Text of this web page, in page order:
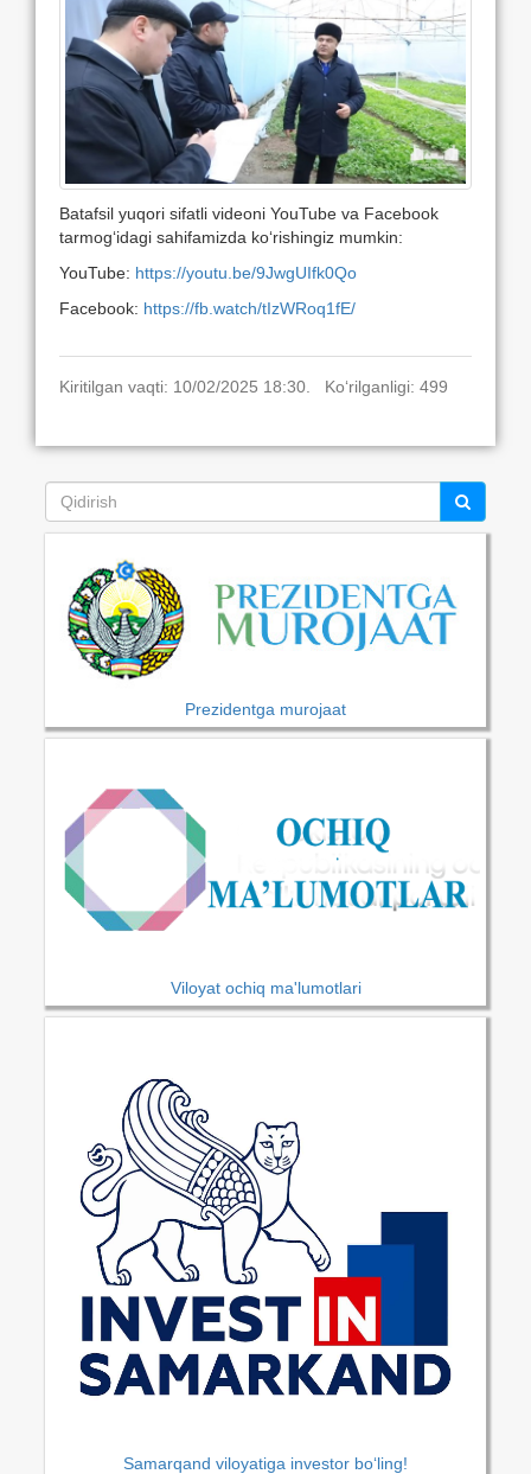
Batafsil yuqori sifatli videoni YouTube va Facebook
tarmog‘idagi sahifamizda ko‘rishingiz mumkin:
YouTube: https://youtu.be/9JwgUIfk0Qo
Facebook: https://fb.watch/tIzWRoq1fE/
Kiritilgan vaqti: 10/02/2025 18:30. Ko‘rilganligi: 499
Prezidentga murojaat
Viloyat ochiq ma'lumotlari
Samarqand viloyatiga investor bo‘ling!